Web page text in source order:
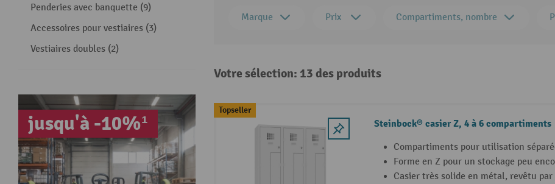
Penderies avec banquette (9)
Accessoires pour vestiaires (3)
Vestiaires doubles (2)
jusqu'à -10%¹
Marque Prix Compartiments, nombre
Votre sélection: 13 des produits
Topseller
Steinbock® casier Z, 4 à 6 compartiments
Compartiments pour utilisation
Forme en Z pour un stockage peu
Casier très solide en métal, revêtu